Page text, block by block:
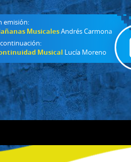
emisión:
MusicalesAndrés Carmona
Musical Lucía Moreno